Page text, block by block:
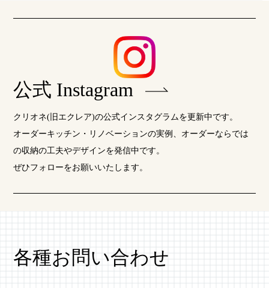
公式 Instagram
クリオネ(旧エクレア)の公式インスタグラムを更新中です。
オーダーキッチン・リノベーションの実例、オーダーならでは
の収納の工夫やデザインを発信中です。
ぜひフォローをお願いいたします。
各種お問い合わせ